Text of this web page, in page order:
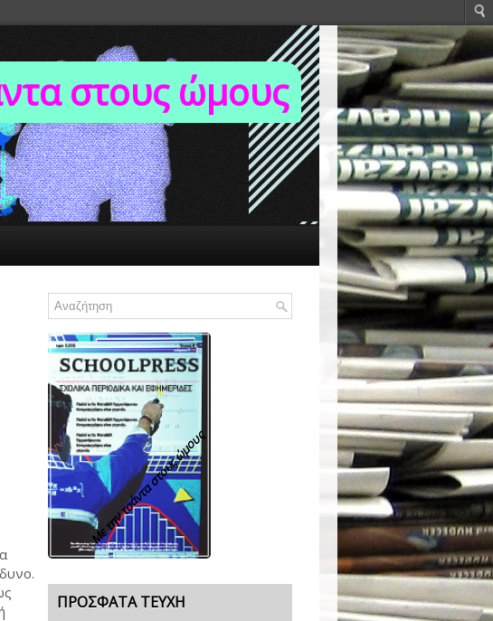
στους ώμους
Με την τσάντα στους ώμους
ΠΡΌΣΦΑΤΑ ΤΕΎΧΗ